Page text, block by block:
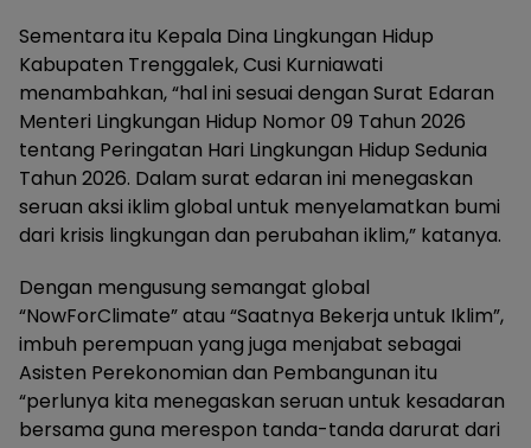
Sementara itu Kepala Dina Lingkungan Hidup
Kabupaten Trenggalek, Cusi Kurniawati
menambahkan, “hal ini sesuai dengan Surat Edaran
Menteri Lingkungan Hidup Nomor 09 Tahun 2026
tentang Peringatan Hari Lingkungan Hidup Sedunia
Tahun 2026. Dalam surat edaran ini menegaskan
seruan aksi iklim global untuk menyelamatkan bumi
dari krisis lingkungan dan perubahan iklim,” katanya.
Dengan mengusung semangat global
“NowForClimate” atau “Saatnya Bekerja untuk Iklim”,
imbuh perempuan yang juga menjabat sebagai
Asisten Perekonomian dan Pembangunan itu
“perlunya kita menegaskan seruan untuk kesadaran
bersama guna merespon tanda-tanda darurat dari